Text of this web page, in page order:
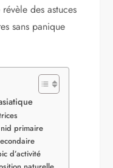
des astuces
sans panique
primaire
d’activité